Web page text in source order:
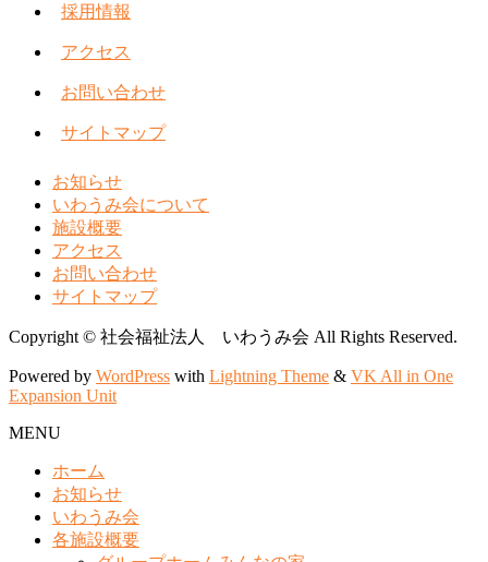
採用情報
アクセス
お問い合わせ
サイトマップ
お知らせ
いわうみ会について
施設概要
アクセス
お問い合わせ
サイトマップ
Copyright © 社会福祉法人 いわうみ会 All Rights Reserved.
Powered by WordPress with Lightning Theme & VK All in One
Expansion Unit
MENU
ホーム
お知らせ
いわうみ会
各施設概要